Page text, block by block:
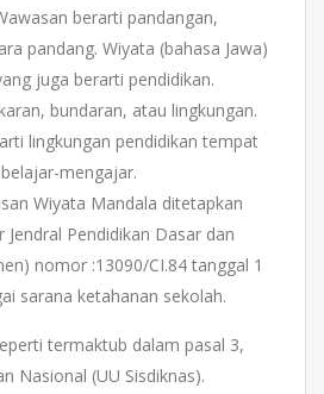
berarti pandangan,
pandang. Wiyata (bahasa Jawa)
juga berarti pendidikan.
bundaran, atau lingkungan.
lingkungan pendidikan tempat
mengajar.
Wiyata Mandala ditetapkan
Pendidikan Dasar dan
nomor :13090/CI.84 tanggal 1
sarana ketahanan sekolah.
termaktub dalam pasal 3,
Nasional (UU Sisdiknas).